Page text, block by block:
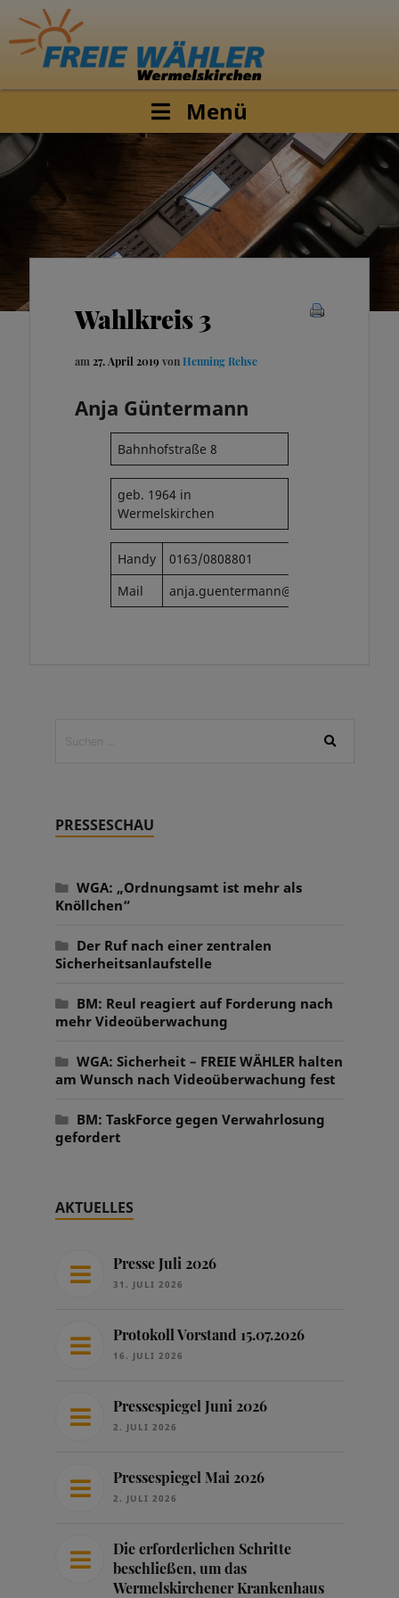
Menü
Wahlkreis 3
am 27. April 2019 von Henning Rehse
Anja Güntermann
Bahnhofstraße 8
geb. 1964 in
Wermelskirchen
Handy
0163/0808801
Mail
anja.guentermann@gmail.com
PRESSESCHAU
WGA: „Ordnungsamt ist mehr als
Knöllchen“
Der Ruf nach einer zentralen
Sicherheitsanlaufstelle
BM: Reul reagiert auf Forderung nach
mehr Videoüberwachung
WGA: Sicherheit – FREIE WÄHLER halten
am Wunsch nach Videoüberwachung fest
BM: TaskForce gegen Verwahrlosung
gefordert
AKTUELLES
Presse Juli 2026
31. JULI 2026
Protokoll Vorstand 15.07.2026
16. JULI 2026
Pressespiegel Juni 2026
2. JULI 2026
Pressespiegel Mai 2026
2. JULI 2026
Die erforderlichen Schritte
beschließen, um das
Wermelskirchener Krankenhaus